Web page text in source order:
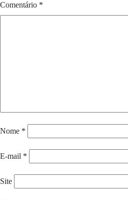
Comentário *
Nome *
E-mail *
Site